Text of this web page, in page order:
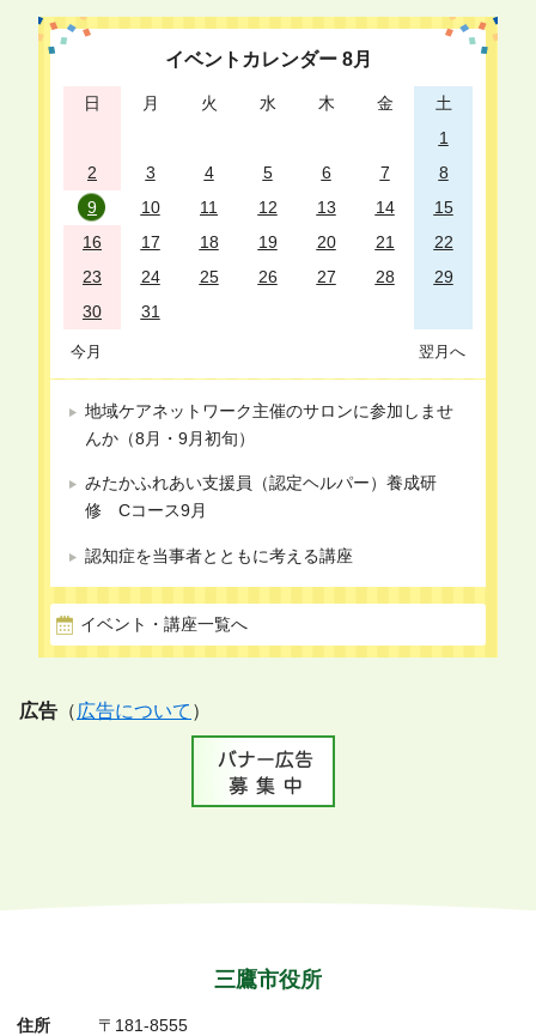
イベントカレンダー 8月
日 月 火 水 木 金
土
1
2
3 4 5 6 7
8
9
10 11 12 13 14
15
16
17 18 19 20 21
22
23
24 25 26 27 28
29
30
31
今月 翌月へ
地域ケアネットワーク主催のサロンに参加しませ
んか（8月・9月初旬）
みたかふれあい支援員（認定ヘルパー）養成研
修 Cコース9月
認知症を当事者とともに考える講座
イベント・講座一覧へ
広告 （ 広告について ）
三鷹市役所
住所 〒181-8555